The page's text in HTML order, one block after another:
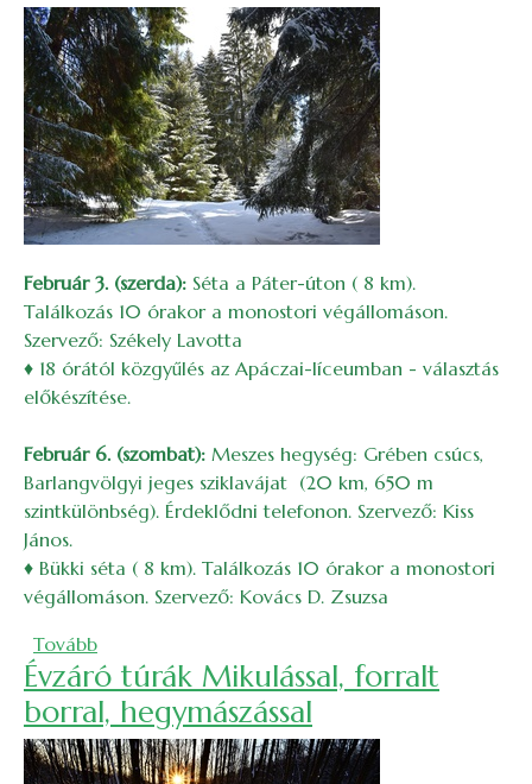
Február 3. (szerda): Séta a Páter-úton ( 8 km).
Találkozás 10 órakor a monostori végállomáson.
Szervező: Székely Lavotta
♦ 18 órától közgyűlés az Apáczai-líceumban - választás
előkészítése.
Február 6. (szombat): Meszes hegység: Grében csúcs,
Barlangvölgyi jeges sziklavájat (20 km, 650 m
szintkülönbség). Érdeklődni telefonon. Szervező: Kiss
János.
♦ Bükki séta ( 8 km). Találkozás 10 órakor a monostori
végállomáson. Szervező: Kovács D. Zsuzsa
Tovább(2016. februári túrák és rendezvények)
Évzáró túrák Mikulással, forralt
borral, hegymászással